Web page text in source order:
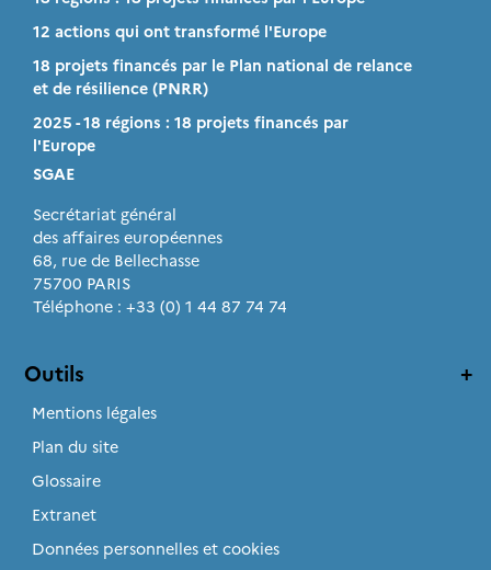
12 actions qui ont transformé l'Europe
18 projets financés par le Plan national de relance
et de résilience (PNRR)
2025 - 18 régions : 18 projets financés par
l'Europe
SGAE
Secrétariat général
des affaires européennes
68, rue de Bellechasse
75700 PARIS
Téléphone : +33 (0) 1 44 87 74 74
Outils
Mentions légales
Plan du site
Glossaire
Extranet
Données personnelles et cookies